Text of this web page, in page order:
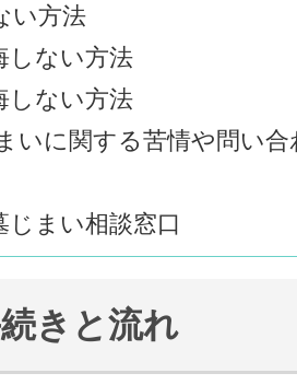
い方法
しない方法
しない方法
いに関する苦情や問い合
じまい相談窓口
きと流れ